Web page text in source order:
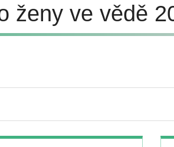
ženy ve vědě